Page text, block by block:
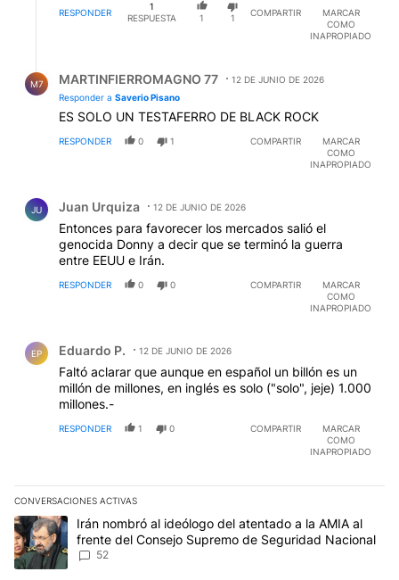
RESPONDER
1
RESPUESTA
1 1
COMPARTIR
MARCAR
COMO
INAPROPIADO
M7 MARTINFIERROMAGNO 77
12 DE JUNIO DE 2026
Responder a Saverio Pisano
ES SOLO UN TESTAFERRO DE BLACK ROCK
RESPONDER 0 1 COMPARTIR
MARCAR
COMO
INAPROPIADO
JU Juan Urquiza 12 DE JUNIO DE 2026
Entonces para favorecer los mercados salió el
genocida Donny a decir que se terminó la guerra
entre EEUU e Irán.
RESPONDER 0 0 COMPARTIR
MARCAR
COMO
INAPROPIADO
EP Eduardo P. 12 DE JUNIO DE 2026
Faltó aclarar que aunque en español un billón es un
millón de millones, en inglés es solo ("solo", jeje) 1.000
millones.-
RESPONDER 1 0 COMPARTIR
MARCAR
COMO
INAPROPIADO
CONVERSACIONES ACTIVAS
Este listado muestra los artículos con más comentarios en los
Un artículo de tendencia con el título "Irán nombró al ideólogo
Irán nombró al ideólogo del atentado a la AMIA al
frente del Consejo Supremo de Seguridad Nacional
52